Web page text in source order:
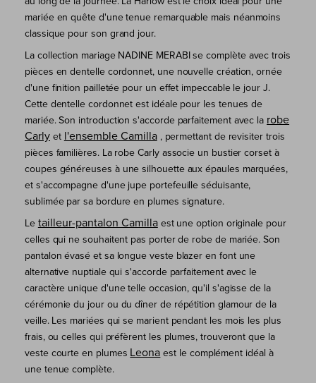
mariée en quête d'une tenue remarquable mais néanmoins
classique pour son grand jour.
La collection mariage NADINE MERABI se complète avec trois
pièces en dentelle cordonnet, une nouvelle création, ornée
d'une finition pailletée pour un effet impeccable le jour J.
Cette dentelle cordonnet est idéale pour les tenues de
mariée. Son introduction s'accorde parfaitement avec la robe
Carlyet l'ensemble Camilla, permettant de revisiter trois
pièces familières. La robe Carly associe un bustier corset à
coupes généreuses à une silhouette aux épaules marquées,
et s'accompagne d'une jupe portefeuille séduisante,
sublimée par sa bordure en plumes signature.
Letailleur-pantalon Camillaest une option originale pour
celles qui ne souhaitent pas porter de robe de mariée. Son
pantalon évasé et sa longue veste blazer en font une
alternative nuptiale qui s'accorde parfaitement avec le
caractère unique d'une telle occasion, qu'il s'agisse de la
cérémonie du jour ou du dîner de répétition glamour de la
veille. Les mariées qui se marient pendant les mois les plus
frais, ou celles qui préfèrent les plumes, trouveront que la
veste courte en plumesLeonaest le complément idéal à
une tenue complète.